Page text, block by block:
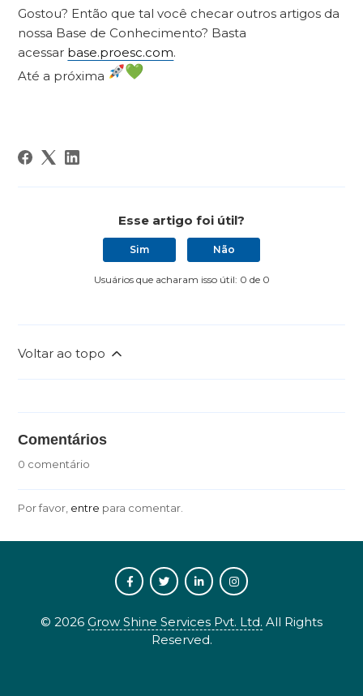
Gostou? Então que tal você checar outros artigos da
nossa Base de Conhecimento? Basta
acessar base.proesc.com.
Até a próxima
Esse artigo foi útil?
Sim Não
Usuários que acharam isso útil: 0 de 0
Voltar ao topo
Comentários
0 comentário
Por favor, entre para comentar.
© 2026 Grow Shine Services Pvt. Ltd. All Rights
Reserved.